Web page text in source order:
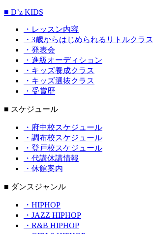
■ D’z KIDS
・レッスン内容
・3歳からはじめられるリトルクラス
・発表会
・進級オーディション
・キッズ養成クラス
・キッズ選抜クラス
・受賞歴
■ スケジュール
・府中校スケジュール
・調布校スケジュール
・登戸校スケジュール
・代講休講情報
・休館案内
■ ダンスジャンル
・HIPHOP
・JAZZ HIPHOP
・R&B HIPHOP